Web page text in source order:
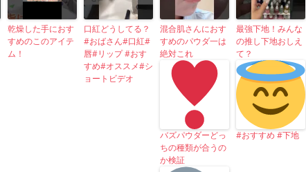
乾燥した手におす
すめのこのアイテ
ム！
口紅どうしてる？
#おばさん#口紅#
唇#リップ #おす
すめ#オススメ#シ
ョートビデオ
混合肌さんにおす
すめのパウダ一は
絶対これ
バズパウダーどっ
ちの種類が合うの
か検証
最強下地！みんな
の推し下地おしえ
て？
#おすすめ #下地